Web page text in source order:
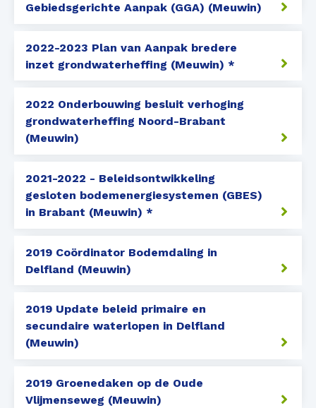
Gebiedsgerichte Aanpak (GGA) (Meuwin)
2022-2023 Plan van Aanpak bredere
inzet grondwaterheffing (Meuwin) *
2022 Onderbouwing besluit verhoging
grondwaterheffing Noord-Brabant
(Meuwin)
2021-2022 - Beleidsontwikkeling
gesloten bodemenergiesystemen (GBES)
in Brabant (Meuwin) *
2019 Coördinator Bodemdaling in
Delfland (Meuwin)
2019 Update beleid primaire en
secundaire waterlopen in Delfland
(Meuwin)
2019 Groenedaken op de Oude
Vlijmenseweg (Meuwin)